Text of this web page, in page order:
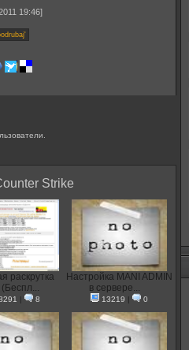
19:46]
Strike
раскрутка
(Беспл...
| 8
Настройка MANI ADMIN
в сервере...
13219 | 0